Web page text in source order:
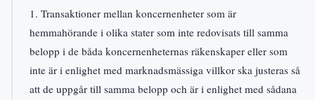
1. Transaktioner mellan koncernenheter som är
hemmahörande i olika stater som inte redovisats till samma
belopp i de båda koncernenheternas räkenskaper eller som
inte är i enlighet med marknadsmässiga villkor ska justeras så
att de uppgår till samma belopp och är i enlighet med sådana